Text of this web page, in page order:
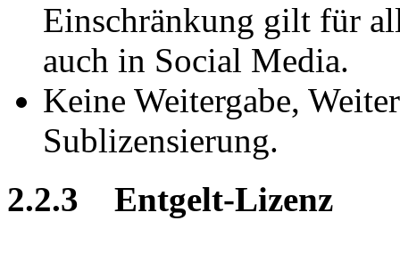
Einschränkung gilt für
auch in Social Media.
Keine Weitergabe,
Sublizensierung.
2.2.3 Entgelt-Lizenz